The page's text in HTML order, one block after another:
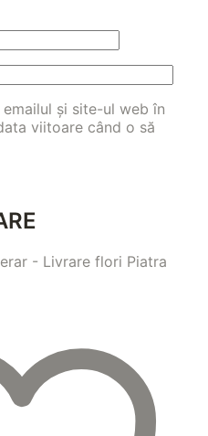
și site-ul web în
viitoare când o să